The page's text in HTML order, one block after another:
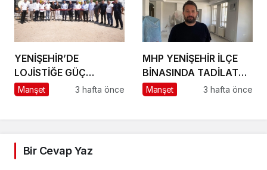
YENİŞEHİR’DE
LOJİSTİĞE GÜÇ
KATACAK ADIM
Manşet 3 hafta önce
MHP YENİŞEHİR İLÇE
BİNASINDA TADİLAT
BAŞLADI
Manşet 3 hafta önce
Bir Cevap Yaz